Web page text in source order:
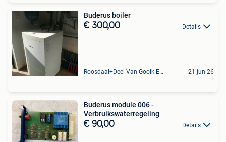
Buderus boiler
€ 300,00 Details
Roosdaal+Deel Van Gooik En Sint-Kwintens-Lennik 21 jun 26
Buderus module 006 -
Verbruikswaterregeling
€ 90,00 Details